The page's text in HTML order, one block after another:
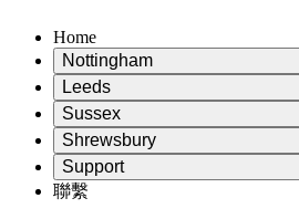
Home
Nottingham
Review
評審主席
獨立審核小組
職權範圍
獨立審查最終報告
常見問題
Leeds
Review
評審主席
獨立審核小組
職權範圍
聯繫
Sussex
Review
評審主席
獨立審核小組
職權範圍
Shrewsbury
Review
產科複查的職權範圍
Support
Leeds
聯繫